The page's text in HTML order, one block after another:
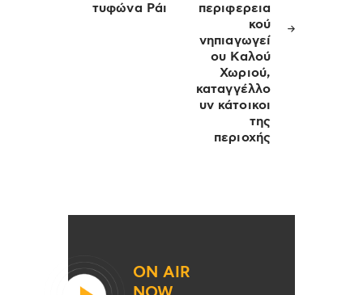
τυφώνα Ράι
περιφερεια
κού
νηπιαγωγεί
ου Καλού
Χωριού,
καταγγέλλο
υν κάτοικοι
της
περιοχής
ON AIR